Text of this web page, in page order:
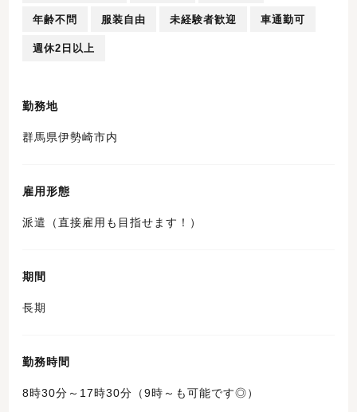
年齢不問 服装自由 未経験者歓迎 車通勤可
週休2日以上
勤務地
群馬県伊勢崎市内
雇用形態
派遣（直接雇用も目指せます！）
期間
長期
勤務時間
8時30分～17時30分（9時～も可能です◎）